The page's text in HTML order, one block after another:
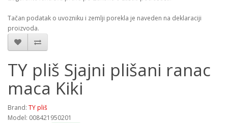
Tačan podatak o uvozniku i zemlji porekla je naveden na deklaraciji
proizvoda.
TY pliš Sjajni plišani ranac
maca Kiki
Brand: TY pliš
Model: 008421950201